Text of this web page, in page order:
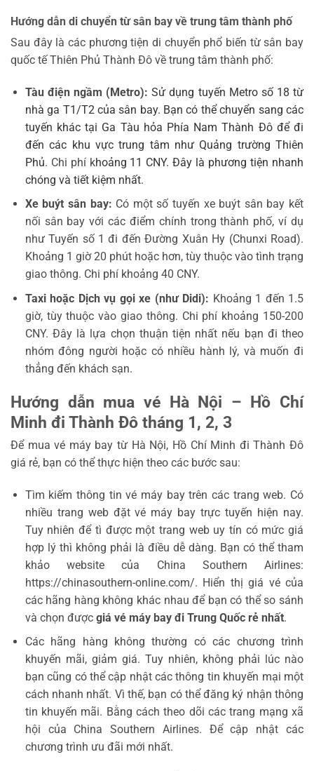
Hướng dẫn di chuyển từ sân bay về trung tâm thành phố
Sau đây là các phương tiện di chuyển phổ biến từ sân bay
quốc tế Thiên Phủ Thành Đô về trung tâm thành phố:
Tàu điện ngầm (Metro):Sử dụng tuyến Metro số 18 từ
nhà ga T1/T2 của sân bay. Bạn có thể chuyển sang các
tuyến khác tại Ga Tàu hỏa Phía Nam Thành Đô để đi
đến các khu vực trung tâm như Quảng trường Thiên
Phủ. Chi phí khoảng 11 CNY. Đây là phương tiện nhanh
chóng và tiết kiệm nhất.
Xe buýt sân bay: Có một số tuyến xe buýt sân bay kết
nối sân bay với các điểm chính trong thành phố, ví dụ
như Tuyến số 1 đi đến Đường Xuân Hy (Chunxi Road).
Khoảng 1 giờ 20 phút hoặc hơn, tùy thuộc vào tình trạng
giao thông. Chi phí khoảng 40 CNY.
Taxi hoặc Dịch vụ gọi xe (như Didi): Khoảng 1 đến 1.5
giờ, tùy thuộc vào giao thông. Chi phí khoảng 150-200
CNY. Đây là lựa chọn thuận tiện nhất nếu bạn đi theo
nhóm đông người hoặc có nhiều hành lý, và muốn đi
thẳng đến khách sạn.
Hướng dẫn mua vé Hà Nội – Hồ Chí
Minh đi Thành Đô tháng 1, 2, 3
Để mua vé máy bay từ Hà Nội, Hồ Chí Minh đi Thành Đô
giá rẻ, bạn có thể thực hiện theo các bước sau:
Tìm kiếm thông tin vé máy bay trên các trang web. Có
nhiều trang web đặt vé máy bay trực tuyến hiện nay.
Tuy nhiên để tì được một trang web uy tín có mức giá
hợp lý thì không phải là điều dễ dàng. Bạn có thể tham
khảo website của China Southern Airlines:
https://chinasouthern-online.com/. Hiển thị giá vé của
các hãng hàng không khác nhau để bạn có thể so sánh
và chọn được giá vé máy bay đi Trung Quốc rẻ nhất.
Các hãng hàng không thường có các chương trình
khuyến mãi, giảm giá. Tuy nhiên, không phải lúc nào
bạn cũng có thể cập nhật các thông tin khuyến mại một
cách nhanh nhất. Vì thế, bạn có thể đăng ký nhận thông
tin khuyến mãi. Bằng cách theo dõi các trang mạng xã
hội của China Southern Airlines. Để cập nhật các
chương trình ưu đãi mới nhất.